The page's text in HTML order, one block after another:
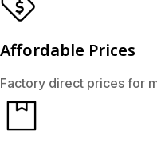
Affordable Prices
Factory direct prices for